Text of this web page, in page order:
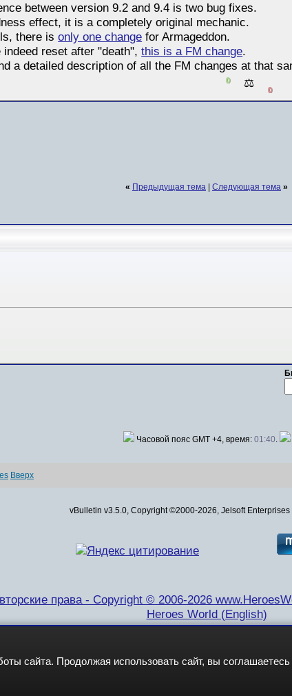
between version 9.2 and 9.4 is two bug fixes.
effect, it is a completely original mechanic.
there isonly one change for Armageddon.
indeed reset after "death",this is a FM change.
a detailed description of all the FM changes at that
0 ⚖️ 0
« Предыдущая тема Следующая тема »
Часовой пояс GMT +4, время: 01:40.
Вверх
vBulletin v3.5.0, Copyright ©2000-2026, Jelsoft Enterprises
права - Copyright © 2006-2026
Heroes World (English)
сайта. Продолжая использовать сайт, вы